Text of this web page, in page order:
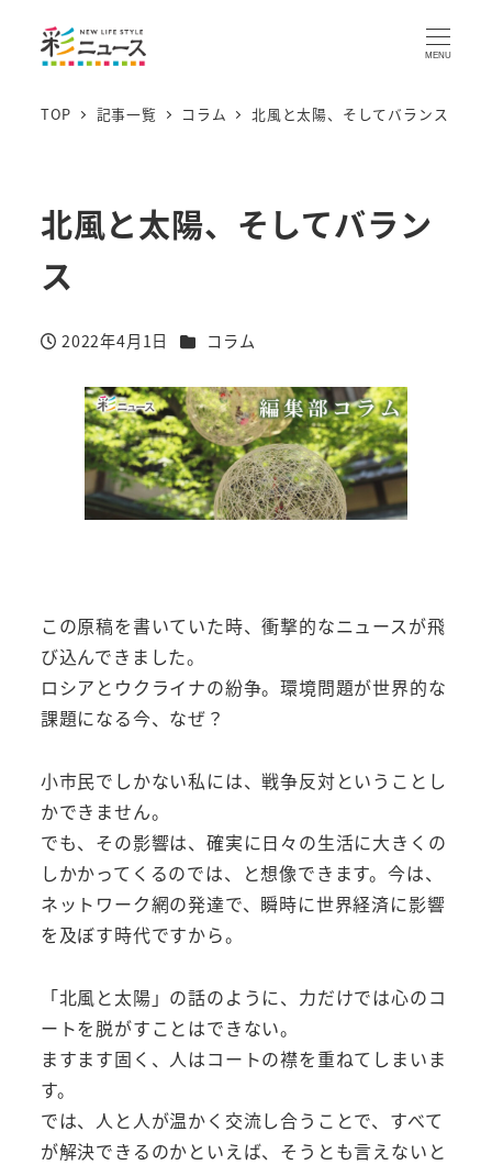
MENU
TOP 記事一覧 コラム 北風と太陽、そしてバランス
北風と太陽、そしてバラン
ス
投稿日
2022年4月1日 カテゴリー
コラム
この原稿を書いていた時、衝撃的なニュースが飛
び込んできました。
ロシアとウクライナの紛争。環境問題が世界的な
課題になる今、なぜ？
小市民でしかない私には、戦争反対ということし
かできません。
でも、その影響は、確実に日々の生活に大きくの
しかかってくるのでは、と想像できます。今は、
ネットワーク網の発達で、瞬時に世界経済に影響
を及ぼす時代ですから。
「北風と太陽」の話のように、力だけでは心のコ
ートを脱がすことはできない。
ますます固く、人はコートの襟を重ねてしまいま
す。
では、人と人が温かく交流し合うことで、すべて
が解決できるのかといえば、そうとも言えないと